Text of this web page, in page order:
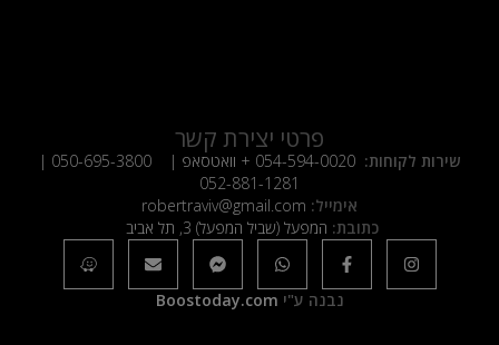
פרטי יצירת קשר
שירות לקוחות: 054-594-0020 + וואטסאפ | 050-695-3800
|
052-881-1281
אימייל: robertraviv@gmail.com
כתובת: המפעל (שביל המפעל) 3, תל אביב
נבנה ע"י Boostoday.com